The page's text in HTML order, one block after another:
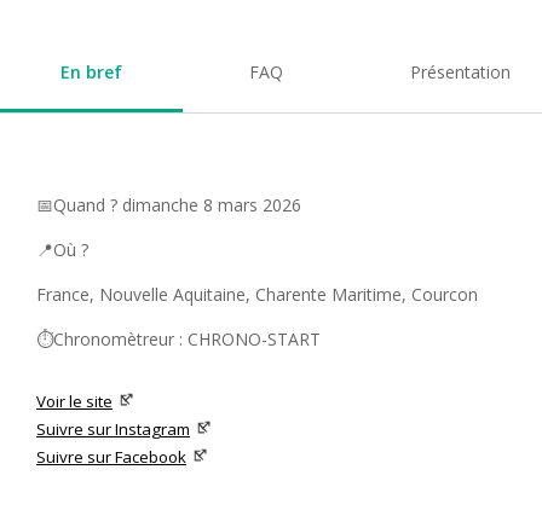
En bref FAQ Présentation
📅Quand ? dimanche 8 mars 2026
📍Où ?
France, Nouvelle Aquitaine, Charente Maritime, Courcon
⏱️Chronomètreur : CHRONO-START
Voir le site
Suivre sur Instagram
Suivre sur Facebook